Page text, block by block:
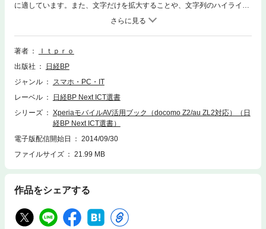
に適しています。また、文字だけを拡大することや、文字列のハイライ
ト、検索、辞書の参照、引用などの機能が使用できません。世界から注目
を集める「Ｘｐｅｒｉａ Ｚ２」の国内バージョンが、いよいよ販売開
始！ｄｏｃｏｍｏ、auから発売される最新Ｘｐｅｒｉａは、従来のスマホ
の概念を超える！もはや「AV端末」とも言えるXperia最新機種をフルに使
ない人向けに、AV機能を極めたXperiaで「撮る」「聴く」「観る」の最高
の体験を楽しむためのカメラ機能の使いこなし、音源再生、ライフログ活
入したユーザー、購入検討中のユーザー、“ソニーファン”の方などにおす
すめ。
著者
Ｉｔｐｒｏ
出版社
日経BP
ジャンル
スマホ・PC・IT
レーベル
日経BP Next ICT選書
シリーズ
XperiaモバイルAV活用ブック（docomo Z2/au ZL2対応）（日
経BP Next ICT選書）
電子版配信開始日
2014/09/30
ファイルサイズ
21.99 MB
作品をシェアする